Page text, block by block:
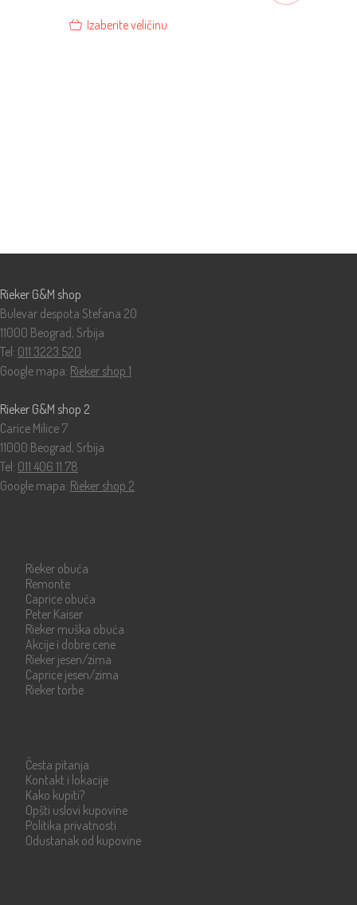
Izaberite veličinu
Rieker G&M shop
Bulevar despota Stefana 20
11000 Beograd, Srbija
Tel: 011 3223 520
Google mapa: Rieker shop 1
Rieker G&M shop 2
Carice Milice 7
11000 Beograd, Srbija
Tel: 011 406 11 78
Google mapa: Rieker shop 2
Rieker obuća
Remonte
Caprice obuća
Peter Kaiser
Rieker muška obuća
Akcije i dobre cene
Rieker jesen/zima
Caprice jesen/zima
Rieker torbe
Česta pitanja
Kontakt i lokacije
Kako kupiti?
Opšti uslovi kupovine
Politika privatnosti
Odustanak od kupovine